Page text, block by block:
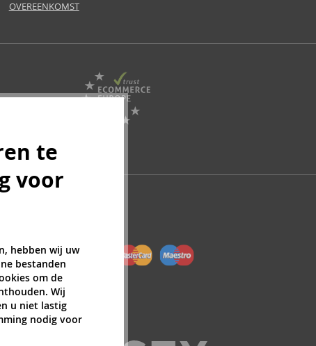
OVEREENKOMST
te
voor
hebben wij uw
bestanden
om de
Wij
u niet lastig
nodig voor